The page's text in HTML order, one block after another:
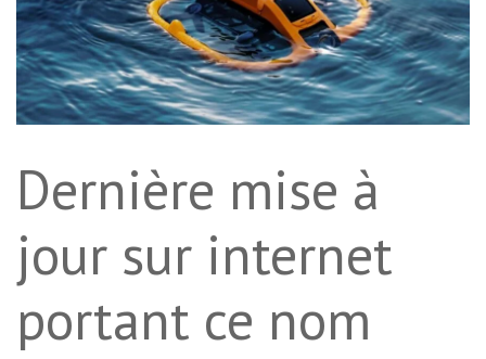
Dernière mise à
jour sur internet
portant ce nom